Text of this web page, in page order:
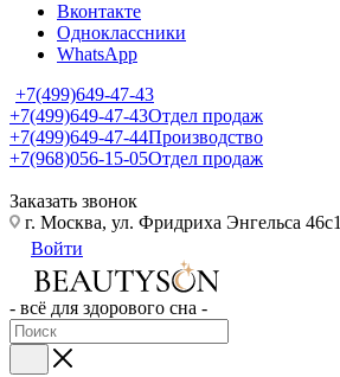
Вконтакте
Одноклассники
WhatsApp
+7(499)649-47-43
+7(499)649-47-43Отдел продаж
+7(499)649-47-44Производство
+7(968)056-15-05Отдел продаж
Заказать звонок
г. Москва, ул. Фридриха Энгельса 46с1
Войти
- всё для здорового сна -